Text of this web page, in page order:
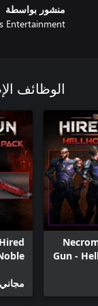
منشور بواسطة
Entertainment
الوظائف
Gun -
مجاني